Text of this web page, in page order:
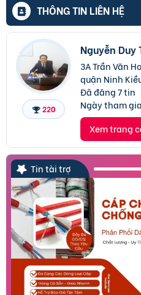
THÔNG TIN LIÊN HỆ
220
Nguyễn Duy
3A Trần Văn
quận Ninh
Đã đăng 7 tin
Ngày tham
Xem trang
Tin tài trợ